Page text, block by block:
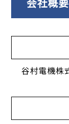
谷村電機株